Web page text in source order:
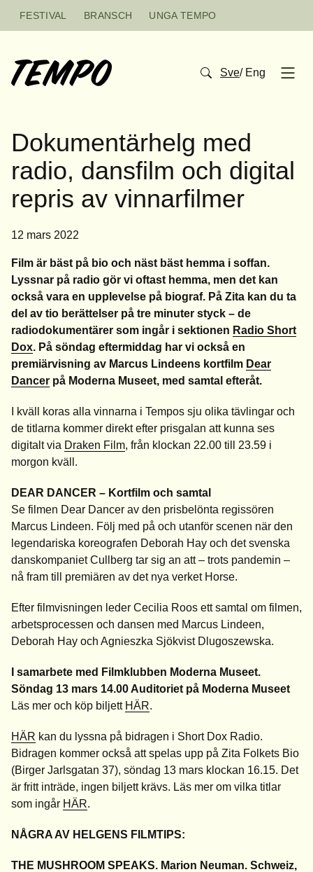
FESTIVAL BRANSCH UNGA TEMPO
Sve/ Eng
Dokumentärhelg med
radio, dansfilm och digital
repris av vinnarfilmer
12 mars 2022
Film är bäst på bio och näst bäst hemma i soffan.
Lyssnar på radio gör vi oftast hemma, men det kan
också vara en upplevelse på biograf. På Zita kan du ta
del av tio berättelser på tre minuter styck – de
radiodokumentärer som ingår i sektionen Radio Short
Dox. På söndag eftermiddag har vi också en
premiärvisning av Marcus Lindeens kortfilm Dear
Dancer på Moderna Museet, med samtal efteråt.
I kväll koras alla vinnarna i Tempos sju olika tävlingar och
de titlarna kommer direkt efter prisgalan att kunna ses
digitalt via Draken Film, från klockan 22.00 till 23.59 i
morgon kväll.
DEAR DANCER – Kortfilm och samtal
Se filmen Dear Dancer av den prisbelönta regissören
Marcus Lindeen. Följ med på och utanför scenen när den
legendariska koreografen Deborah Hay och det svenska
danskompaniet Cullberg tar sig an att – trots pandemin –
nå fram till premiären av det nya verket Horse.
Efter filmvisningen leder Cecilia Roos ett samtal om filmen,
arbetsprocessen och dansen med Marcus Lindeen,
Deborah Hay och Agnieszka Sjökvist Dlugoszewska.
I samarbete med Filmklubben Moderna Museet.
Söndag 13 mars 14.00 Auditoriet på Moderna Museet
Läs mer och köp biljett HÄR.
HÄR kan du lyssna på bidragen i Short Dox Radio.
Bidragen kommer också att spelas upp på Zita Folkets Bio
(Birger Jarlsgatan 37), söndag 13 mars klockan 16.15. Det
är fritt inträde, ingen biljett krävs. Läs mer om vilka titlar
som ingår HÄR.
NÅGRA AV HELGENS FILMTIPS:
THE MUSHROOM SPEAKS. Marion Neuman. Schweiz,